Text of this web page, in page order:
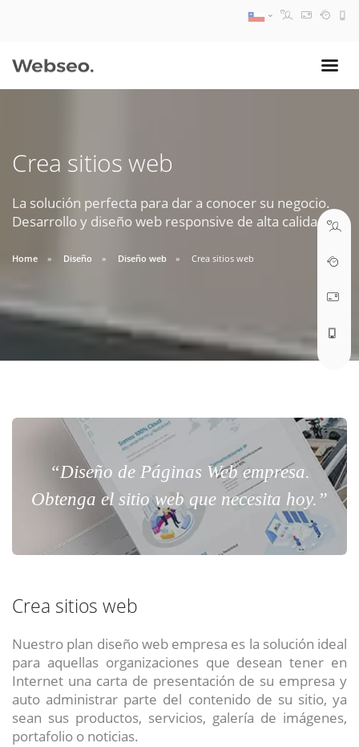
Crea sitios web
La solución perfecta para dar a conocer su negocio.
Desarrollo y diseño web responsive de alta calidad.
Home Diseño Diseño web Crea sitios web
“Diseño de Páginas Web empresa.
Obtenga el sitio web que necesita hoy.”
Crea sitios web
Nuestro plan diseño web empresa es la solución ideal
para aquellas organizaciones que desean tener en
Internet una carta de presentación de su empresa y
auto administrar parte del contenido de su sitio, ya
sean sus productos, servicios, galería de imágenes,
portafolio o noticias.
09:30 AM A 18:30 PM
soporte@webseo.cl